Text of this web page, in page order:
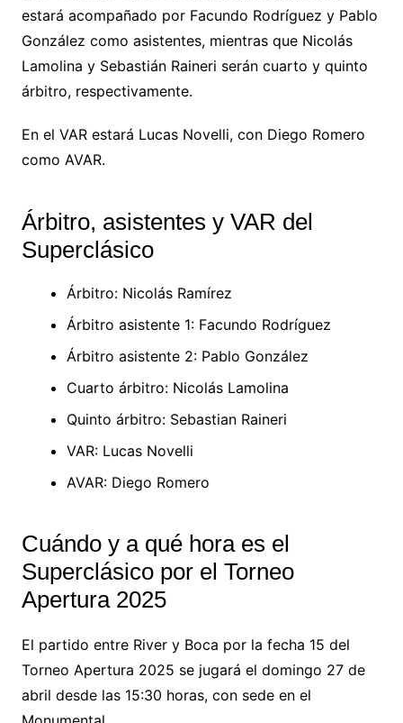
estará acompañado por Facundo Rodríguez y Pablo
González como asistentes, mientras que Nicolás
Lamolina y Sebastián Raineri serán cuarto y quinto
árbitro, respectivamente.
En el VAR estará Lucas Novelli, con Diego Romero
como AVAR.
Árbitro, asistentes y VAR del
Superclásico
Árbitro: Nicolás Ramírez
Árbitro asistente 1: Facundo Rodríguez
Árbitro asistente 2: Pablo González
Cuarto árbitro: Nicolás Lamolina
Quinto árbitro: Sebastian Raineri
VAR: Lucas Novelli
AVAR: Diego Romero
Cuándo y a qué hora es el
Superclásico por el Torneo
Apertura 2025
El partido entre River y Boca por la fecha 15 del
Torneo Apertura 2025 se jugará el domingo 27 de
abril desde las 15:30 horas, con sede en el